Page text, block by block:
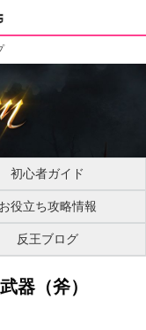
初心者ガイド
お役立ち攻略情報
反王ブログ
器（斧）